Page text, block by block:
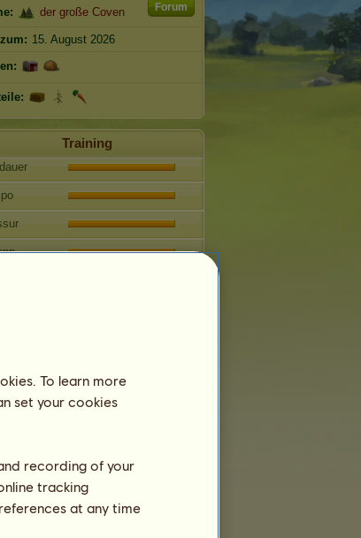
Forum
der große Coven
15. August 2026
Training
Reitkunst spezialisiert.
7
Nachkommen
To learn more
set your cookies
recording of your
tracking
at any time